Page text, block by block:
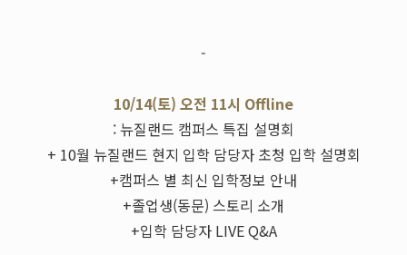
-
10/14(토) 오전 11시 Offline
: 뉴질랜드 캠퍼스 특집 설명회
+ 10월 뉴질랜드 현지 입학 담당자 초청 입학 설명회
+캠퍼스 별 최신 입학정보 안내
+졸업생(동문) 스토리 소개
+입학 담당자 LIVE Q&A